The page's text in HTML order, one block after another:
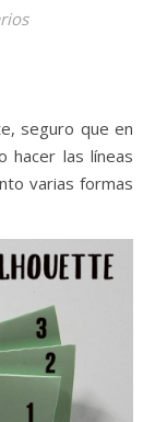
seguro que en
hacer las líneas
varias formas